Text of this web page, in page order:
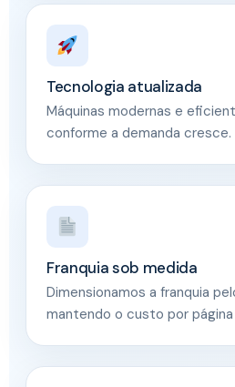
Tecnologia atualizada
Máquinas modernas e
conforme a demanda cresce.
Franquia sob medida
Dimensionamos a franquia
mantendo o custo por